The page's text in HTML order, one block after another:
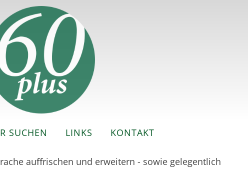
SUCHEN LINKS KONTAKT
auﬀrischen und erweitern - sowie gelegentlich